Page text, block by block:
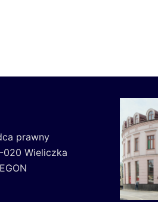
prawny
020 Wieliczka